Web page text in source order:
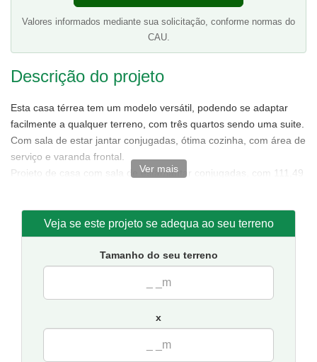
Valores informados mediante sua solicitação, conforme normas do
CAU.
Descrição do projeto
Esta casa térrea tem um modelo versátil, podendo se adaptar
facilmente a qualquer terreno, com três quartos sendo uma suite.
Com sala de estar jantar conjugadas, ótima cozinha, com área de
serviço e varanda frontal.
Projeto de casa com sala de estar/jantar conjugadas, com 111,49
Sugestão de terreno para implantação: 10 metros de frente
por 20 metros de fundos.
Ver mais
Veja se este projeto se adequa ao seu terreno
Tamanho do seu terreno
x